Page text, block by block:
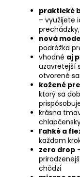
praktické
– využijete
nová
podrážka
vhodné aj
uzavretejší
otvorené
kožené
ktorý sa
krásna
ľahké a
každom
zero drop -
chôdzi